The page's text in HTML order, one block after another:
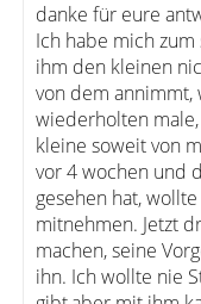
danke für eure
Ich habe mich
ihm den kleinen
von dem annimmt,
wiederholten
kleine soweit von
vor 4 wochen und
gesehen hat,
mitnehmen. Jetzt
machen, seine
ihn. Ich wollte nie